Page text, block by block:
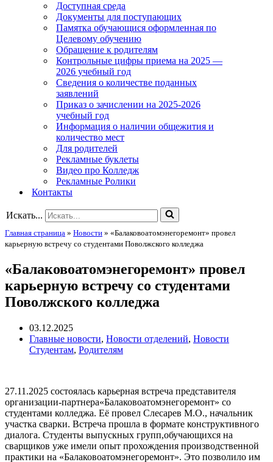
Доступная среда
Документы для поступающих
Памятка обучающися оформленная по
Целевому обучению
Обращение к родителям
Контрольные цифры приема на 2025 —
2026 учебный год
Сведения о количестве поданных
заявлений
Приказ о зачислении на 2025-2026
учебный год
Информация о наличии общежития и
количество мест
Для родителей
Рекламные буклеты
Видео про Колледж
Рекламные Ролики
Контакты
Искать...
Главная страница » Новости » «Балаковоатомэнегоремонт» провел
карьерную встречу со студентами Поволжского колледжа
«Балаковоатомэнегоремонт» провел
карьерную встречу со студентами
Поволжского колледжа
03.12.2025
Главные новости, Новости отделений, Новости
Студентам, Родителям
27.11.2025 состоялась карьерная встреча представителя
организации-партнера«Балаковоатомэнегоремонт» со
студентами колледжа. Её провел Слесарев М.О., начальник
участка сварки. Встреча прошла в формате конструктивного
диалога. Студенты выпускных групп,обучающихся на
сварщиков уже имели опыт прохождения производственной
практики на «Балаковоатомэнегоремонт». Это позволило им